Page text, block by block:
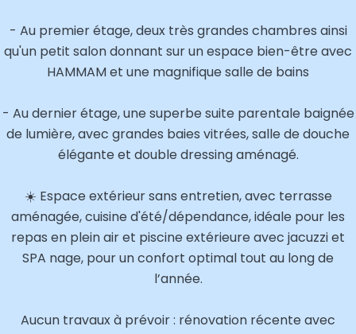
- Au premier étage, deux très grandes chambres ainsi
qu'un petit salon donnant sur un espace bien-être avec
HAMMAM et une magnifique salle de bains
- Au dernier étage, une superbe suite parentale baignée
de lumière, avec grandes baies vitrées, salle de douche
élégante et double dressing aménagé.
☀️ Espace extérieur sans entretien, avec terrasse
aménagée, cuisine d'été/dépendance, idéale pour les
repas en plein air et piscine extérieure avec jacuzzi et
SPA nage, pour un confort optimal tout au long de
l’année.
Aucun travaux à prévoir : rénovation récente avec